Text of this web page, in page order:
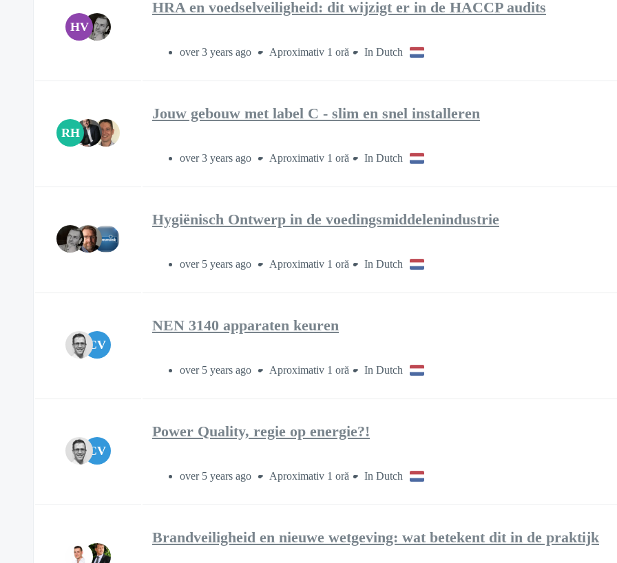
HV
HRA en voedselveiligheid: dit wijzigt er in de HACCP audits
over 3 years ago Aproximativ 1 oră In Dutch
RH
Jouw gebouw met label C - slim en snel installeren
over 3 years ago Aproximativ 1 oră In Dutch
Hygiënisch Ontwerp in de voedingsmiddelenindustrie
over 5 years ago Aproximativ 1 oră In Dutch
CV
NEN 3140 apparaten keuren
over 5 years ago Aproximativ 1 oră In Dutch
CV
Power Quality, regie op energie?!
over 5 years ago Aproximativ 1 oră In Dutch
Brandveiligheid en nieuwe wetgeving: wat betekent dit in de praktijk